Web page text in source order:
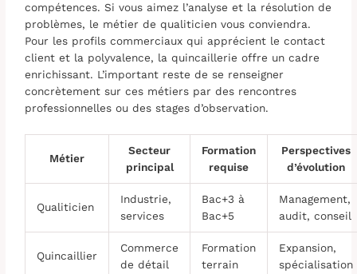
compétences. Si vous aimez l’analyse et la résolution de
problèmes, le métier de qualiticien vous conviendra.
Pour les profils commerciaux qui apprécient le contact
client et la polyvalence, la quincaillerie offre un cadre
enrichissant. L’important reste de se renseigner
concrètement sur ces métiers par des rencontres
professionnelles ou des stages d’observation.
Métier
Secteur
principal
Formation
requise
Perspectives
d’évolution
Qualiticien
Industrie,
services
Bac+3 à
Bac+5
Management,
audit, conseil
Quincaillier
Commerce
de détail
Formation
terrain
Expansion,
spécialisation